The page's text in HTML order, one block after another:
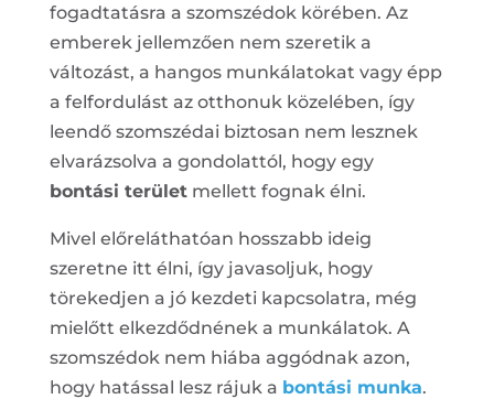
fogadtatásra a szomszédok körében. Az
emberek jellemzően nem szeretik a
változást, a hangos munkálatokat vagy épp
a felfordulást az otthonuk közelében, így
leendő szomszédai biztosan nem lesznek
elvarázsolva a gondolattól, hogy egy
bontási területmellett fognak élni.
Mivel előreláthatóan hosszabb ideig
szeretne itt élni, így javasoljuk, hogy
törekedjen a jó kezdeti kapcsolatra, még
mielőtt elkezdődnének a munkálatok. A
szomszédok nem hiába aggódnak azon,
hogy hatással lesz rájuk a bontási munka.